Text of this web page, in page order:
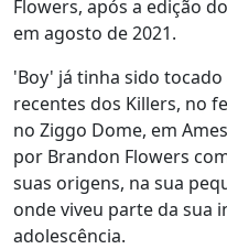
Flowers, após a edição
em agosto de 2021.
'Boy' já tinha sido
recentes dos Killers, no
no Ziggo Dome, em
por Brandon Flowers
suas origens, na sua
onde viveu parte da sua
adolescência.